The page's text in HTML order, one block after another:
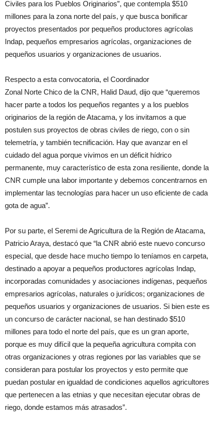
Civiles para los Pueblos Originarios”, que contempla $510
millones para la zona norte del país, y que busca bonificar
proyectos presentados por pequeños productores agrícolas
Indap, pequeños empresarios agrícolas, organizaciones de
pequeños usuarios y organizaciones de usuarios.
Respecto a esta convocatoria, el Coordinador
Zonal Norte Chico de la CNR, Halid Daud, dijo que “queremos
hacer parte a todos los pequeños regantes y a los pueblos
originarios de la región de Atacama, y los invitamos a que
postulen sus proyectos de obras civiles de riego, con o sin
telemetría, y también tecnificación. Hay que avanzar en el
cuidado del agua porque vivimos en un déficit hídrico
permanente, muy característico de esta zona resiliente, donde la
CNR cumple una labor importante y debemos concentrarnos en
implementar las tecnologías para hacer un uso eficiente de cada
gota de agua”.
Por su parte, el Seremi de Agricultura de la Región de Atacama,
Patricio Araya, destacó que “la CNR abrió este nuevo concurso
especial, que desde hace mucho tiempo lo teníamos en carpeta,
destinado a apoyar a pequeños productores agrícolas Indap,
incorporadas comunidades y asociaciones indígenas, pequeños
empresarios agrícolas, naturales o jurídicos; organizaciones de
pequeños usuarios y organizaciones de usuarios. Si bien este es
un concurso de carácter nacional, se han destinado $510
millones para todo el norte del país, que es un gran aporte,
porque es muy difícil que la pequeña agricultura compita con
otras organizaciones y otras regiones por las variables que se
consideran para postular los proyectos y esto permite que
puedan postular en igualdad de condiciones aquellos agricultores
que pertenecen a las etnias y que necesitan ejecutar obras de
riego, donde estamos más atrasados”.